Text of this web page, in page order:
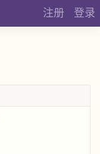
注册 登录